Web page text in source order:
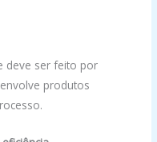
deve ser feito por
produtos